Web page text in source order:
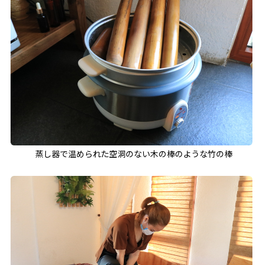
蒸し器で温められた空洞のない木の棒のような竹の棒